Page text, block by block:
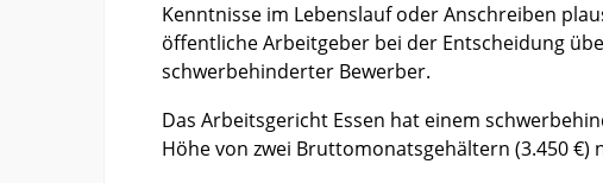
Kenntnisse im Lebenslauf oder Anschreiben
öffentliche Arbeitgeber bei der Entscheidung
schwerbehinderter Bewerber.
Das Arbeitsgericht Essen hat einem
Höhe von zwei Bruttomonatsgehältern (3.450 €)